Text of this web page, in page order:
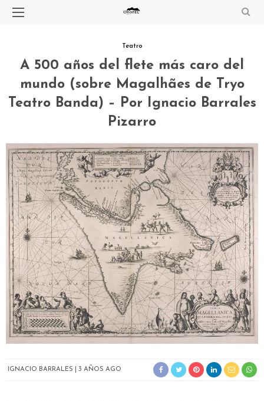
Teatro
A 500 años del flete más caro del
mundo (sobre Magalhães de Tryo
Teatro Banda) – Por Ignacio Barrales
Pizarro
IGNACIO BARRALES 3 AÑOS AGO